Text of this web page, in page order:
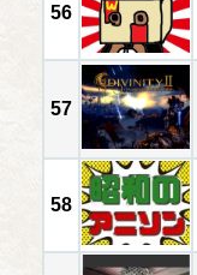
56
57
58